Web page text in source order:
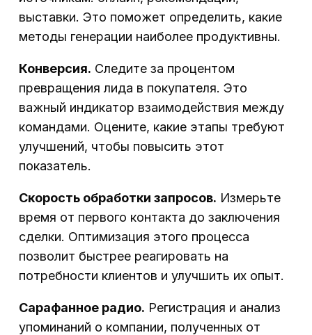
выставки. Это поможет определить, какие
методы генерации наиболее продуктивны.
Конверсия. Следите за процентом
превращения лида в покупателя. Это
важный индикатор взаимодействия между
командами. Оцените, какие этапы требуют
улучшений, чтобы повысить этот
показатель.
Скорость обработки запросов. Измерьте
время от первого контакта до заключения
сделки. Оптимизация этого процесса
позволит быстрее реагировать на
потребности клиентов и улучшить их опыт.
Сарафанное радио. Регистрация и анализ
упоминаний о компании, полученных от